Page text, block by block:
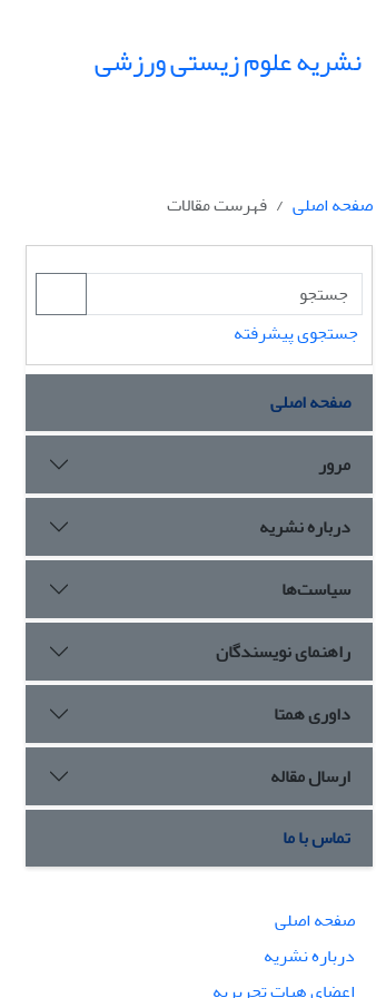
نشریه علوم زیستی ورزشی
صفحه اصلی
فهرست مقالات
جستجوی پیشرفته
صفحه اصلی
مرور
درباره نشریه
سیاست‌ها
راهنمای نویسندگان
داوری همتا
ارسال مقاله
تماس با ما
صفحه اصلی
درباره نشریه
اعضای هیات تحریریه